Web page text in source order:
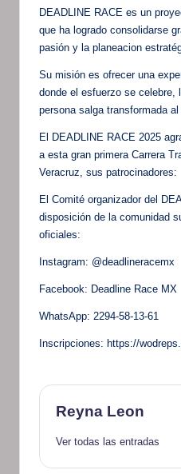
DEADLINE RACE es un
que ha logrado consolidarse
pasión y la planeacion
Su misión es ofrecer una
donde el esfuerzo se celebre,
persona salga transformada al
El DEADLINE RACE 2025
a esta gran primera Carrera
Veracruz, sus patrocinadores:
El Comité organizador del
disposición de la comunidad
oficiales:
Instagram: @deadlineracemx
Facebook: Deadline Race MX
WhatsApp: 2294-58-13-61
Inscripciones: https://
Reyna Leon
Ver todas las entradas